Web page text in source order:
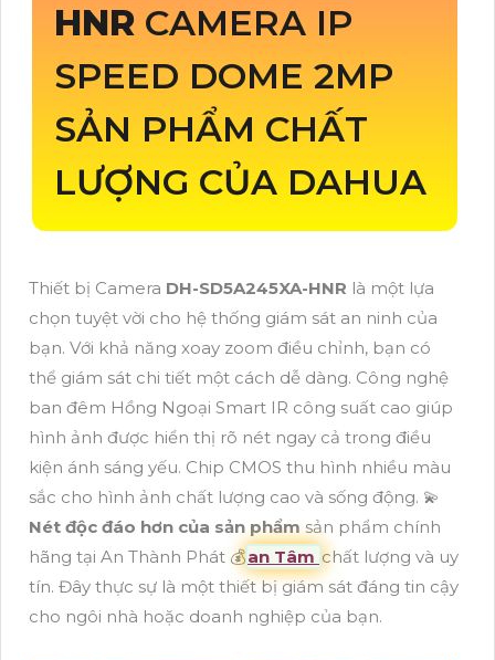
HNR CAMERA IP
SPEED DOME 2MP
SẢN PHẨM CHẤT
LƯỢNG CỦA DAHUA
Thiết bị Camera DH-SD5A245XA-HNR là một lựa
chọn tuyệt vời cho hệ thống giám sát an ninh của
bạn. Với khả năng xoay zoom điều chỉnh, bạn có
thể giám sát chi tiết một cách dễ dàng. Công nghệ
ban đêm Hồng Ngoại Smart IR công suất cao giúp
hình ảnh được hiển thị rõ nét ngay cả trong điều
kiện ánh sáng yếu. Chip CMOS thu hình nhiều màu
sắc cho hình ảnh chất lượng cao và sống động. 💫
Nét độc đáo hơn của sản phẩm sản phẩm chính
hãng tại An Thành Phát 💰an Tâm chất lượng và uy
tín. Đây thực sự là một thiết bị giám sát đáng tin cậy
cho ngôi nhà hoặc doanh nghiệp của bạn.